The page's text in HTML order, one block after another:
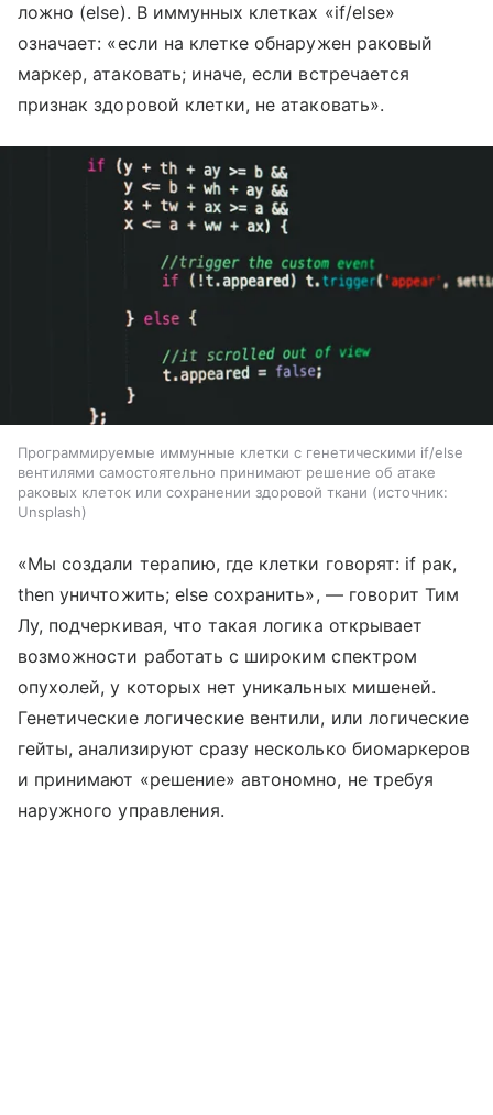
ложно (else). В иммунных клетках «if/else»
означает: «если на клетке обнаружен раковый
маркер, атаковать; иначе, если встречается
признак здоровой клетки, не атаковать».
Программируемые иммунные клетки с генетическими if/else
вентилями самостоятельно принимают решение об атаке
раковых клеток или сохранении здоровой ткани
источник:
Unsplash
«Мы создали терапию, где клетки говорят: if рак,
then уничтожить; else сохранить», — говорит Тим
Лу, подчеркивая, что такая логика открывает
возможности работать с широким спектром
опухолей, у которых нет уникальных мишеней.
Генетические логические вентили, или логические
гейты, анализируют сразу несколько биомаркеров
и принимают «решение» автономно, не требуя
наружного управления.